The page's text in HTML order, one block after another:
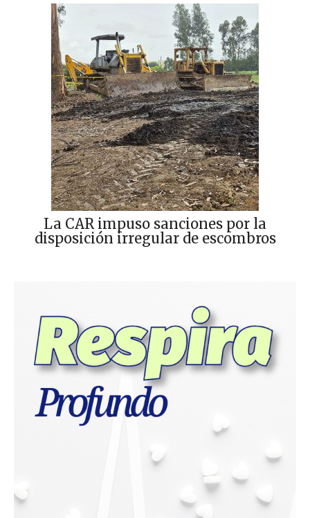
La CAR impuso sanciones por la
disposición irregular de escombros